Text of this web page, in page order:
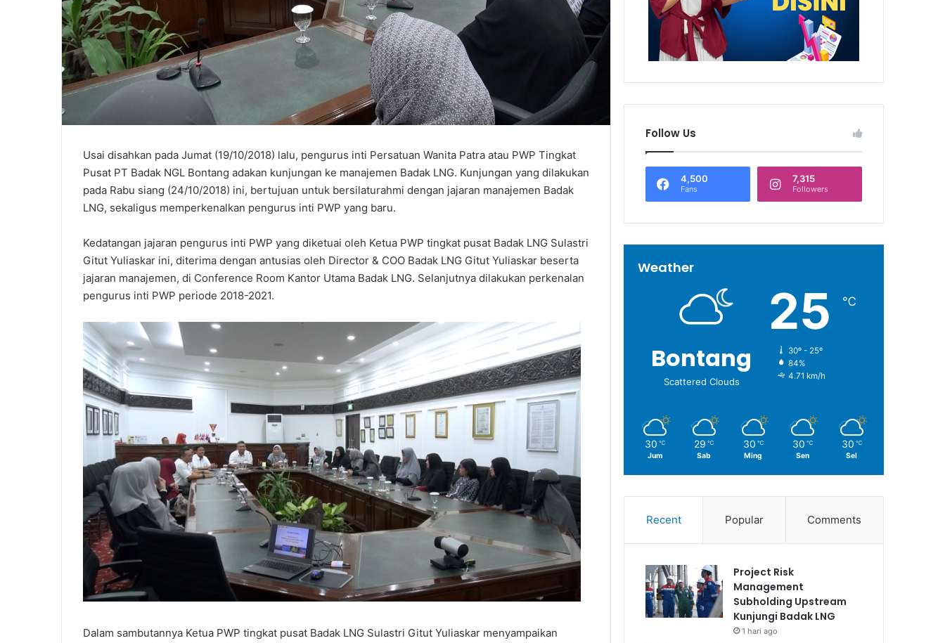
Usai disahkan pada Jumat (19/10/2018) lalu, pengurus inti Persatuan Wanita Patra atau PWP Tingkat
Pusat PT Badak NGL Bontang adakan kunjungan ke manajemen Badak LNG. Kunjungan yang dilakukan
pada Rabu siang (24/10/2018) ini, bertujuan untuk bersilaturahmi dengan jajaran manajemen Badak
LNG, sekaligus memperkenalkan pengurus inti PWP yang baru.
Kedatangan jajaran pengurus inti PWP yang diketuai oleh Ketua PWP tingkat pusat Badak LNG Sulastri
Gitut Yuliaskar ini, diterima dengan antusias oleh Director & COO Badak LNG Gitut Yuliaskar beserta
jajaran manajemen, di Conference Room Kantor Utama Badak LNG. Selanjutnya dilakukan perkenalan
pengurus inti PWP periode 2018-2021.
Dalam sambutannya Ketua PWP tingkat pusat Badak LNG Sulastri Gitut Yuliaskar menyampaikan
Follow Us
4,500
Fans
7,315
Followers
Weather
Bontang
Scattered Clouds
25 ℃
30º - 25º
84%
4.71 km/h
30 ℃
Jum
29 ℃
Sab
30 ℃
Ming
30 ℃
Sen
30 ℃
Sel
Recent Popular Comments
Project Risk
Management
Subholding Upstream
Kunjungi Badak LNG
1 hari ago